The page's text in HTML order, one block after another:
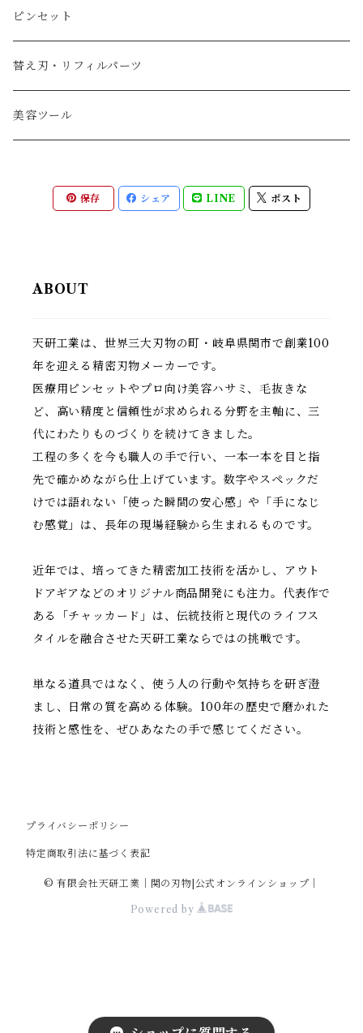
ピンセット
替え刃・リフィルパーツ
美容ツール
保存 シェア LINE ポスト
ABOUT
天研工業は、世界三大刃物の町・岐阜県関市で創業100
年を迎える精密刃物メーカーです。
医療用ピンセットやプロ向け美容ハサミ、毛抜きな
ど、高い精度と信頼性が求められる分野を主軸に、三
代にわたりものづくりを続けてきました。
工程の多くを今も職人の手で行い、一本一本を目と指
先で確かめながら仕上げています。数字やスペックだ
けでは語れない「使った瞬間の安心感」や「手になじ
む感覚」は、長年の現場経験から生まれるものです。
近年では、培ってきた精密加工技術を活かし、アウト
ドアギアなどのオリジナル商品開発にも注力。代表作で
ある「チャッカード」は、伝統技術と現代のライフス
タイルを融合させた天研工業ならではの挑戦です。
単なる道具ではなく、使う人の行動や気持ちを研ぎ澄
まし、日常の質を高める体験。100年の歴史で磨かれた
技術と感性を、ぜひあなたの手で感じてください。
プライバシーポリシー
特定商取引法に基づく表記
© 有限会社天研工業｜関の刃物|公式オンラインショップ｜
Powered by